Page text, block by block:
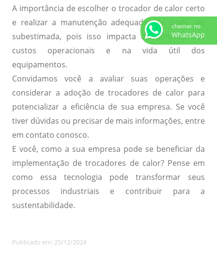
A importância de escolher o trocador de calor certo
e realizar a manutenção adequada não pode ser
subestimada, pois isso impacta diretamente nos
custos operacionais e na vida útil dos
equipamentos.
Convidamos você a avaliar suas operações e
considerar a adoção de trocadores de calor para
potencializar a eficiência de sua empresa. Se você
tiver dúvidas ou precisar de mais informações, entre
em contato conosco.
E você, como a sua empresa pode se beneficiar da
implementação de trocadores de calor? Pense em
como essa tecnologia pode transformar seus
processos industriais e contribuir para a
sustentabilidade.
Publicado em: 25/12/2024
chamar no
WhatsApp